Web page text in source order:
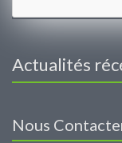
Actualités
Nous